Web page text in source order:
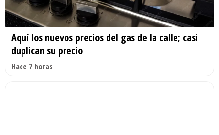
Aquí los nuevos precios del gas de la calle; casi
duplican su precio
Hace 7 horas